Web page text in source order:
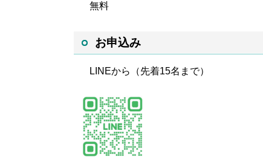
無料
お申込み
LINEから（先着15名まで）